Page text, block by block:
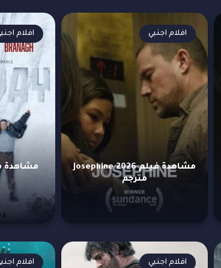
مشاهدة فيلم Josephine 2026
مترجم
افلام اجنبي افلام
افلام اجنبي افلام